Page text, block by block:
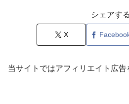
シェアする
X
当サイトではアフィリエイト広告